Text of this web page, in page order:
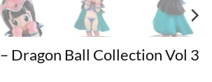
Dragon Ball Collection Vol 3